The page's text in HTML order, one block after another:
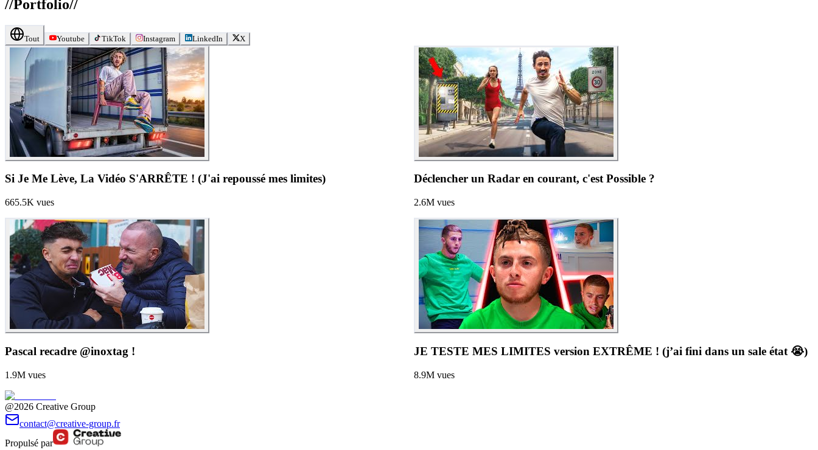
//Portfolio//
Tout Youtube TikTok Instagram LinkedIn X
Si Je Me Lève, La Vidéo S'ARRÊTE ! (J'ai repoussé mes limites)
665.5K vues
Pascal recadre @inoxtag !
1.9M vues
Déclencher un Radar en courant, c'est Possible ?
2.6M vues
JE TESTE MES LIMITES version EXTRÊME ! (j’ai fini dans un sale état 😭)
8.9M vues
@2026 Creative Group
contact@creative-group.fr
Propulsé par